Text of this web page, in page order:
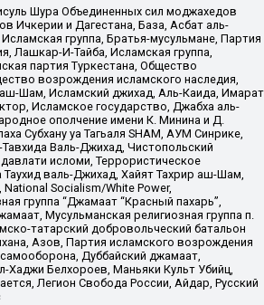
Шура Объединенных сил моджахедов
Ичкерии и Дагестана, База, Асбат аль-
группа, Братья-мусульмане, Партия
Лашкар-И-Тайба, Исламская группа,
партия Туркестана, Общество
возрождения исламского наследия,
Шам, Исламский джихад, Аль-Каида, Имарат
Исламское государство, Джабха аль-
ополчение имени К. Минина и Д.
Субхану уа Тагьаля SHAM, АУМ Синрике,
Валь-Джихад, Чистопольский
исломи, Террористическое
валь-Джихад, Хайят Тахрир аш-Шам,
Socialism/White Power,
группа “Джамаат “Красный пахарь”,
Мусульманская религиозная группа п.
татарский добровольческий батальон
Азов, Партия исламского возрождения
Дуббайский джамаат,
Хаджи Белхороев, Маньяки Культ Убийц,
Легион Свобода России, Айдар, Русский